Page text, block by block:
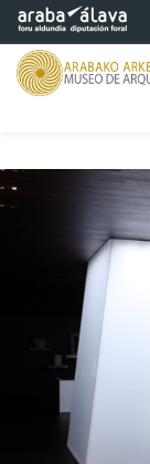
Eduki nagusira